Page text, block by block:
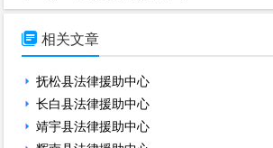
 相关文章
抚松县法律援助中心
长白县法律援助中心
靖宇县法律援助中心